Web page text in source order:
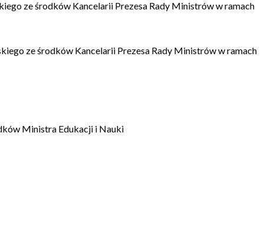
ze środków Kancelarii Prezesa Rady Ministrów w ramach
ze środków Kancelarii Prezesa Rady Ministrów w ramach
Ministra Edukacji i Nauki